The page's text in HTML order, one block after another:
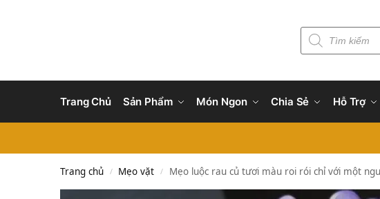
Trang Chủ Sản Phẩm Món Ngon Chia Sẻ Hỗ Trợ
Trang chủ / Mẹo vặt / Mẹo luộc rau củ tươi màu roi rói chỉ với một